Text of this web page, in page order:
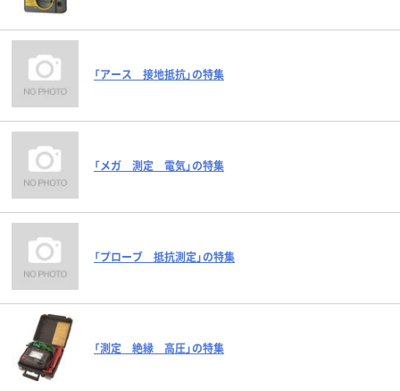
「アース 接地抵抗」の特集
「メガ 測定 電気」の特集
「プローブ 抵抗測定」の特集
「測定 絶縁 高圧」の特集